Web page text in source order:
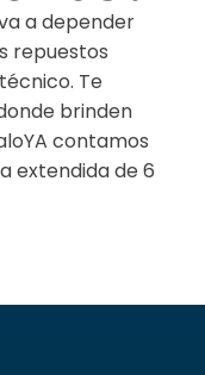
a depender
repuestos
Te
brinden
contamos
extendida de 6